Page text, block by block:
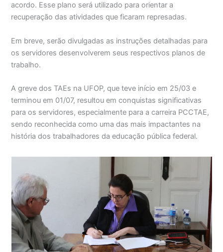
acordo. Esse plano será utilizado para orientar a
recuperação das atividades que ficaram represadas.
Em breve, serão divulgadas as instruções detalhadas para
os servidores desenvolverem seus respectivos planos de
trabalho.
A greve dos TAEs na UFOP, que teve início em 25/03 e
terminou em 01/07, resultou em conquistas significativas
para os servidores, especialmente para a carreira PCCTAE,
sendo reconhecida como uma das mais impactantes na
história dos trabalhadores da educação pública federal.